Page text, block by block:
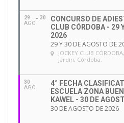
29
AGO
30
CONCURSO DE
CLUB CÓRDOBA - 29
2026
29 Y 30 DE AGOSTO DE
JOCKEY CLUB CÓRDOBA
Jardín, Córdoba.
30
AGO
4° FECHA
ESCUELA ZONA
KAWEL - 30 DE
30 DE AGOSTO DE 2026